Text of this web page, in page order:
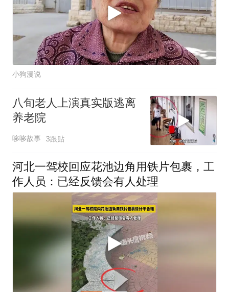
小狗漫说
八旬老人上演真实版逃离
养老院
哆哆故事 3跟贴
河北一驾校回应花池边角用铁片包裹，工
作人员：已经反馈会有人处理